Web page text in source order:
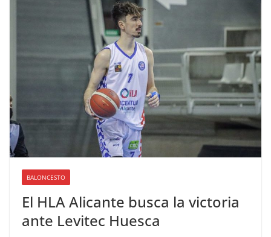
BALONCESTO
El HLA Alicante busca la victoria
ante Levitec Huesca